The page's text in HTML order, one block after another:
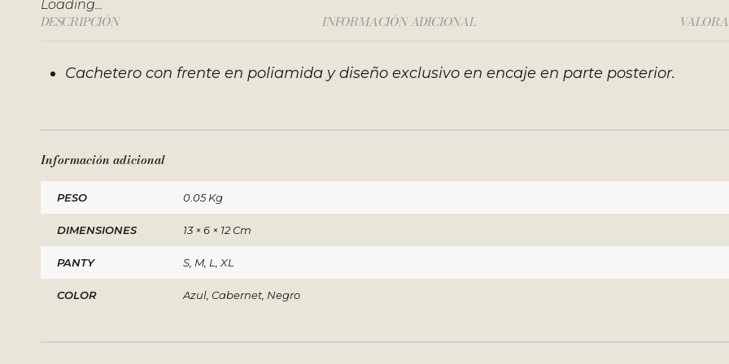
Loading...
DESCRIPCIÓN INFORMACIÓN ADICIONAL
Cachetero con frente en poliamida y diseño exclusivo en encaje en parte posterior.
Información adicional
PESO 0.05 Kg
DIMENSIONES 13 × 6 × 12 Cm
PANTY S, M, L, XL
COLOR Azul, Cabernet, Negro